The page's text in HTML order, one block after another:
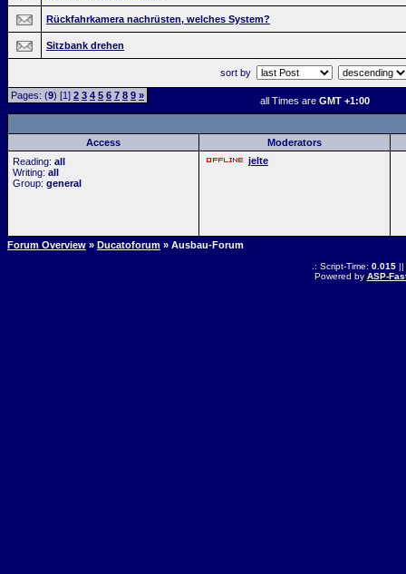
Rückfahrkamera nachrüsten, welches System?
Sitzbank drehen
sort by
Pages: (9) [1] 2 3 4 5 6 7 8 9 » all Times are GMT +1:00
Access
Moderators
Reading: all
Writing: all
Group: general
jelte
Forum Overview » Ducatoforum » Ausbau-Forum
.: Script-Time: 0.015||
Powered by ASP-